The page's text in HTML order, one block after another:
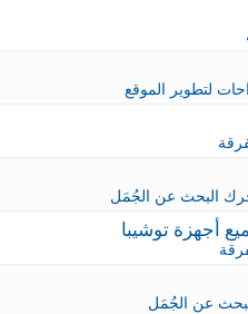
لتطوير الموقع
البحث عن الجُمَل
عن الجُمَل